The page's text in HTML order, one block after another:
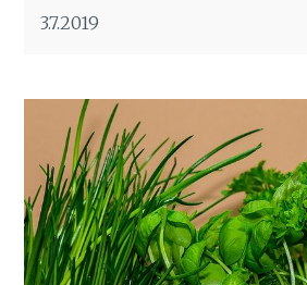
3.7.2019